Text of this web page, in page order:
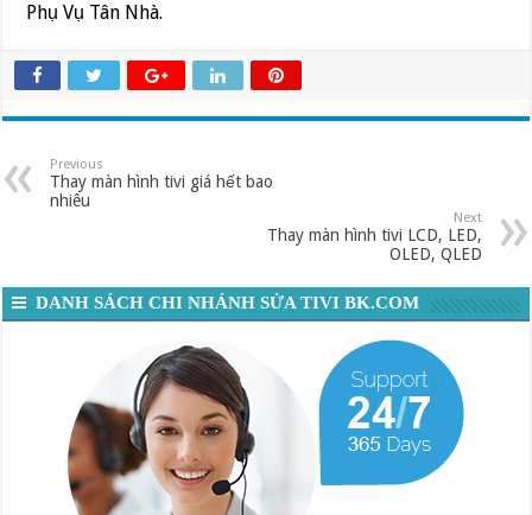
Phụ Vụ Tân Nhà.
Previous
Thay màn hình tivi giá hết bao
nhiêu
Next
Thay màn hình tivi LCD, LED,
OLED, QLED
DANH SÁCH CHI NHÁNH SỬA TIVI BK.COM